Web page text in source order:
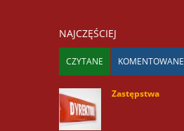
NAJCZĘŚCIEJ
CZYTANE KOMENTOWANE
Zastępstwa